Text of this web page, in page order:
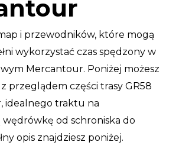
i przewodników, które mogą
wykorzystać czas spędzony w
Mercantour. Poniżej możesz
przeglądem części trasy GR58
idealnego traktu na
wędrówkę od schroniska do
opis znajdziesz poniżej.